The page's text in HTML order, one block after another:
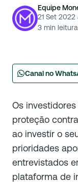
Equipe
21 Set 2022
3 min leitura
Canal no
Os
proteção
ao investir o
prioridades
entrevistados
plataforma de